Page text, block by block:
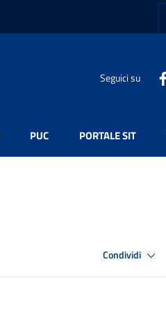
Seguici su
PUC PORTALE SIT
Condividi